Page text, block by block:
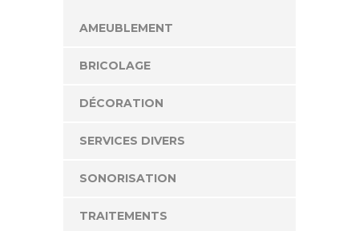
AMEUBLEMENT
BRICOLAGE
DÉCORATION
SERVICES DIVERS
SONORISATION
TRAITEMENTS